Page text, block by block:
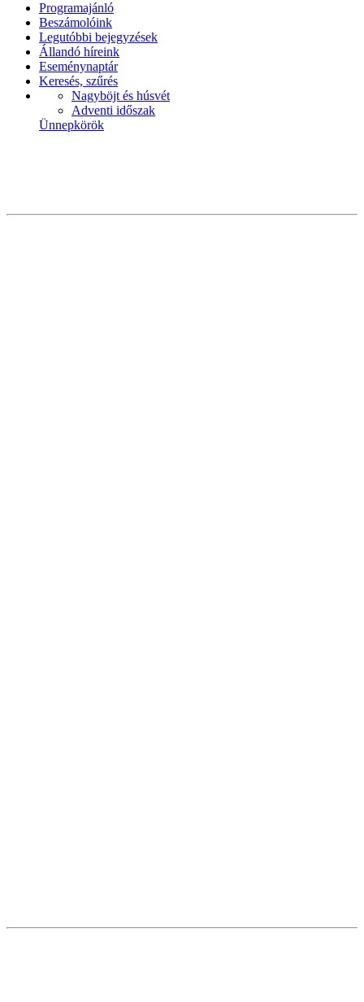
Programajánló
Beszámolóink
Legutóbbi bejegyzések
Állandó híreink
Eseménynaptár
Keresés, szűrés
Nagyböjt és húsvét
Adventi időszak
Ünnepkörök